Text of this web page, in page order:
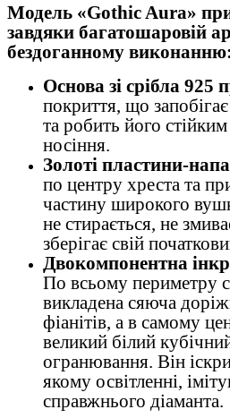
Модель «Gothic Aura»
завдяки багатошаровій
бездоганному виконанню:
Основа зі срібла 925
покриття, що
та робить його
носіння.
Золоті пластини-
по центру хреста та
частину широкого
не стирається, не
зберігає свій
Двокомпонентна
По всьому периметру
викладена сяюча
фіанітів, а в самому
великий білий
огранювання. Він
якому освітленні,
справжнього діаманта.